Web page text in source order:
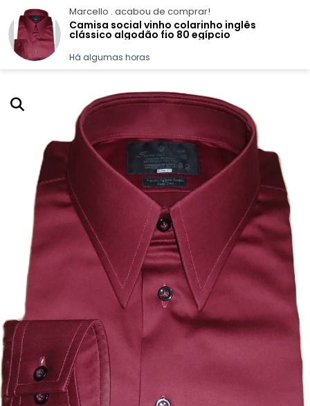
Marcello . acabou de comprar!
Camisa social vinho colarinho inglês
clássico algodão fio 80 egípcio
Há algumas horas